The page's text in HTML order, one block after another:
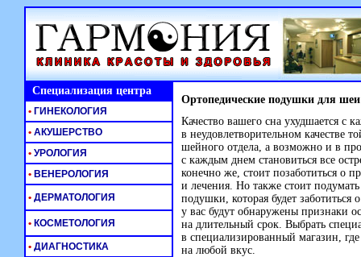
Специализация центра Ортопедические подушки для шеи
Качество вашего сна ухудшается с
в неудовлетворительном качестве
шейного отдела, а возможно и в
с каждым днем становиться все
конечно же, стоит позаботиться о
и лечения. Но также стоит
подушки, которая будет
у вас будут обнаружены признаки
на длительный срок. Выбрать
в специализированный магазин,
на любой вкус.
• ГИНЕКОЛОГИЯ
• АКУШЕРСТВО
• УРОЛОГИЯ
• ВЕНЕРОЛОГИЯ
• ДЕРМАТОЛОГИЯ
• КОСМЕТОЛОГИЯ
• ДИАГНОСТИКА